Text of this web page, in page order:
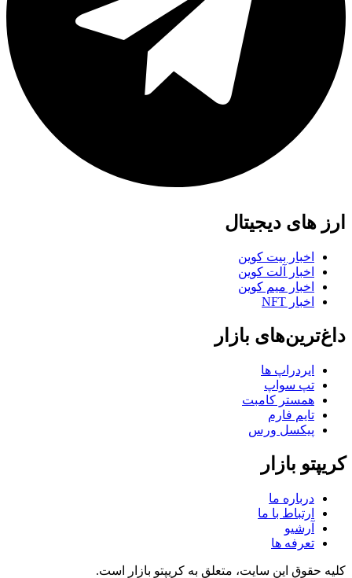
ارز های دیجیتال
اخبار بیت کوین
اخبار آلت کوین
اخبار میم کوین
اخبار NFT
داغ‌ترین‌های بازار
ایردراپ ها
تپ سواپ
همستر کامبت
تایم فارم
پیکسل ورس
کریپتو بازار
درباره ما
ارتباط با ما
آرشیو
تعرفه ها
کلیه حقوق این سایت، متعلق به کریپتو بازار است.